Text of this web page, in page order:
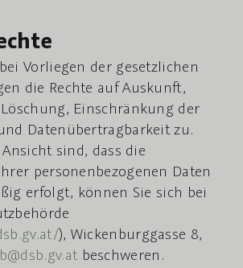
Vorliegen der gesetzlichen
die Rechte auf Auskunft,
Einschränkung der
Datenübertragbarkeit zu.
sind, dass die
personenbezogenen Daten
erfolgt, können Sie sich bei
), Wickenburggasse 8,
beschweren.